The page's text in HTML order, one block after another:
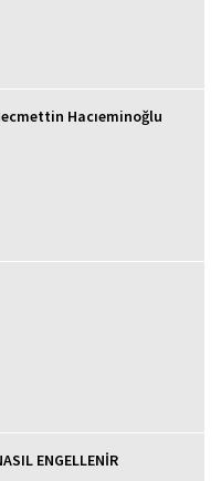
Hacıeminoğlu
ENGELLENİR